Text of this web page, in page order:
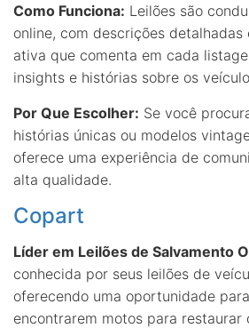
Como Funciona: Leilões são
online, com descrições detalhadas
ativa que comenta em cada
insights e histórias sobre os
Por Que Escolher: Se você
histórias únicas ou modelos
oferece uma experiência de
alta qualidade.
Copart
Líder em Leilões de Salvamento
conhecida por seus leilões de
oferecendo uma oportunidade
encontrarem motos para restaurar